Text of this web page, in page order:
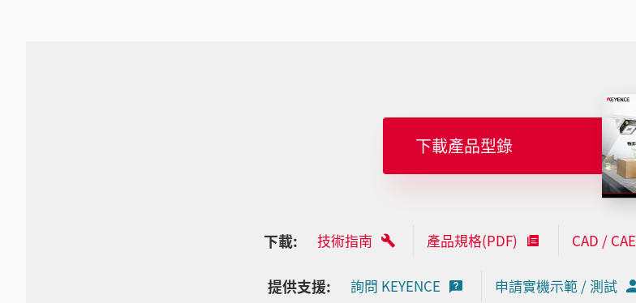
下載產品型錄
下載: 技術指南 產品規格(PDF) CAD / CAE
提供支援: 詢問 KEYENCE 申請實機示範 / 測試